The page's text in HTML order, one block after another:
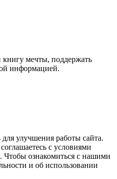
книгу мечты, поддержать
информацией.
улучшения работы сайта.
с условиями
Чтобы ознакомиться с нашими
и об использовании